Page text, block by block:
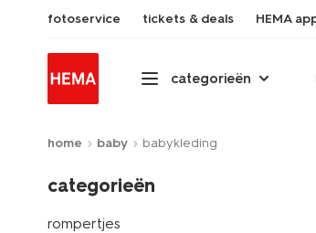
fotoservice tickets & deals HEMA
categorieën
home baby babykleding
categorieën
rompertjes